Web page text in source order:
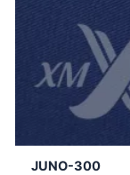
JUNO-300